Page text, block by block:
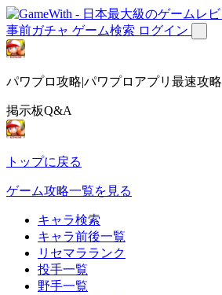
事前ガチャ ゲーム検索 ログイン
パワプロ攻略|パワプロアプリ最速攻略
掲示板Q&A
トップに戻る
ゲーム攻略一覧を見る
キャラ検索
キャラ前後一覧
リセマラランク
投手一覧
野手一覧